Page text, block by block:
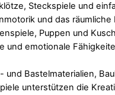
Steckspiele und
und das räumliche
Puppen und
und emotionale
und Bastelmaterialien,
unterstützen die